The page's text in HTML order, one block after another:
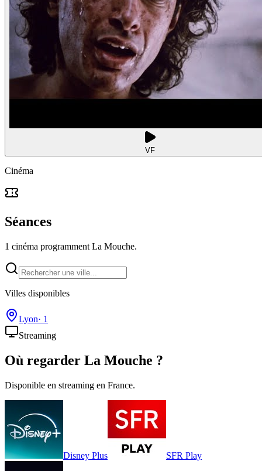
VF
Cinéma
Séances
1 cinéma programment La Mouche.
Villes disponibles
Lyon· 1
Streaming
Où regarder La Mouche ?
Disponible en streaming en France.
Disney Plus SFR Play